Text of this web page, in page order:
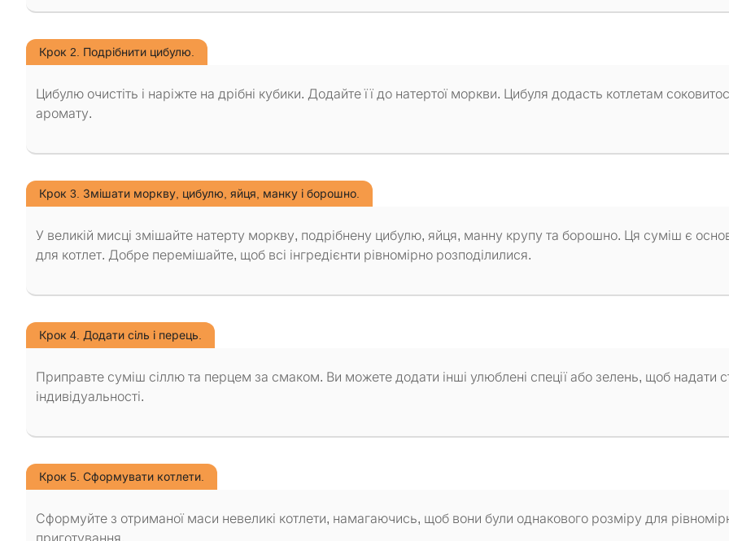
Крок 2. Подрібнити цибулю.
Цибулю очистіть і наріжте на дрібні кубики. Додайте її до натертої моркви. Цибуля додасть котлетам
аромату.
Крок 3. Змішати моркву, цибулю, яйця, манку і борошно.
У великій мисці змішайте натерту моркву, подрібнену цибулю, яйця, манну крупу та борошно. Ця суміш є
для котлет. Добре перемішайте, щоб всі інгредієнти рівномірно розподілилися.
Крок 4. Додати сіль і перець.
Приправте суміш сіллю та перцем за смаком. Ви можете додати інші улюблені спеції або зелень, щоб надати
індивідуальності.
Крок 5. Сформувати котлети.
Сформуйте з отриманої маси невеликі котлети, намагаючись, щоб вони були однакового розміру для
приготування.